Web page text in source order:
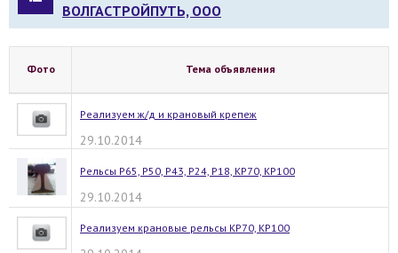
ВОЛГАСТРОЙПУТЬ, ООО
Фото Тема объявления
Реализуем ж/д и крановый крепеж
29.10.2014
Рельсы Р65, Р50, Р43, Р24, Р18, КР70, КР100
29.10.2014
Реализуем крановые рельсы КР70, КР100